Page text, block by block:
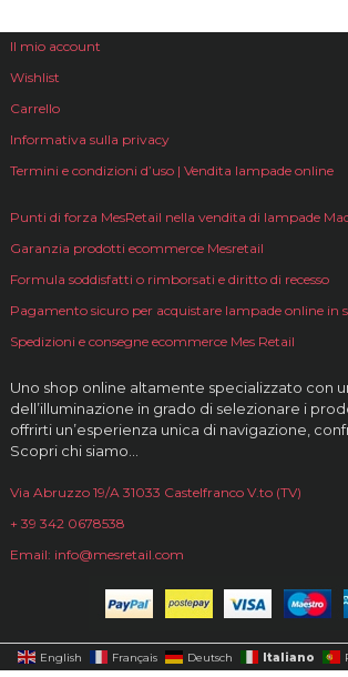
Il mio account
Wishlist
Carrello
Informativa sulla privacy
Termini e condizioni d’uso | Vendita lampade online
Punti di forza MesRetail nella vendita di lampade
Garanzia prodotti ecommerce Mesretail
Formula soddisfatti o rimborsati e diritto di recesso
Pagamento sicuro per acquistare lampade online in
Spedizioni e consegne ecommerce Mes Retail
Uno shop online altamente specializzato con
dell’illuminazione in grado di selezionare i
offrirti un’esperienza unica di navigazione,
Scopri chi siamo…
Via Abruzzo 19/A 31033 Castelfranco V.to (TV)
+ 39 342 0678538
Email: info@mesretail.com
English Français Deutsch Italiano